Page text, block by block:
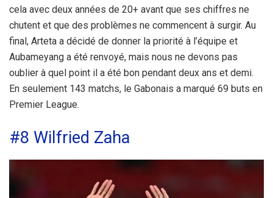
cela avec deux années de 20+ avant que ses chiffres ne
chutent et que des problèmes ne commencent à surgir. Au
final, Arteta a décidé de donner la priorité à l’équipe et
Aubameyang a été renvoyé, mais nous ne devons pas
oublier à quel point il a été bon pendant deux ans et demi.
En seulement 143 matchs, le Gabonais a marqué 69 buts en
Premier League.
#8 Wilfried Zaha